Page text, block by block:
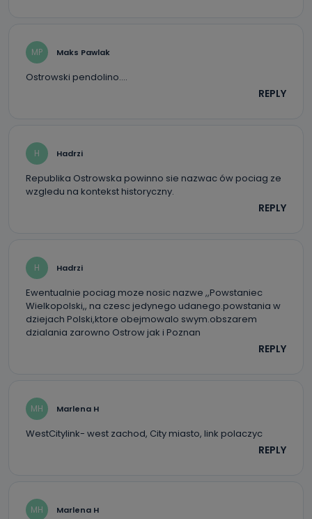
MP Maks Pawlak
Ostrowski pendolino….
REPLY
H Hadrzi
Republika Ostrowska powinno sie nazwac ów pociag ze
wzgledu na kontekst historyczny.
REPLY
H Hadrzi
Ewentualnie pociag moze nosic nazwe ,,Powstaniec
Wielkopolski,, na czesc jedynego udanego.powstania w
dziejach Polski,ktore obejmowalo swym.obszarem
dzialania zarowno Ostrow jak i Poznan
REPLY
MH Marlena H
WestCitylink- west zachod, City miasto, link polaczyc
REPLY
MH Marlena H